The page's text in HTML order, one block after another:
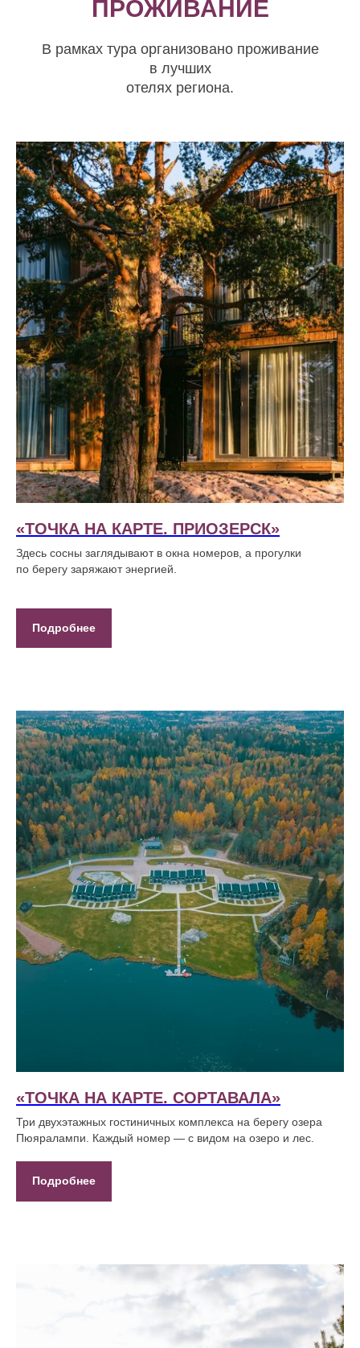
ПРОЖИВАНИЕ
В рамках тура организовано проживание
в лучших
отелях региона.
«ТОЧКА НА КАРТЕ. ПРИОЗЕРСК»
Здесь сосны заглядывают в окна номеров, а прогулки
по берегу заряжают энергией.
Подробнее
«ТОЧКА НА КАРТЕ. СОРТАВАЛА»
Три двухэтажных гостиничных комплекса на берегу озера
Пюяралампи. Каждый номер — с видом на озеро и лес.
Подробнее